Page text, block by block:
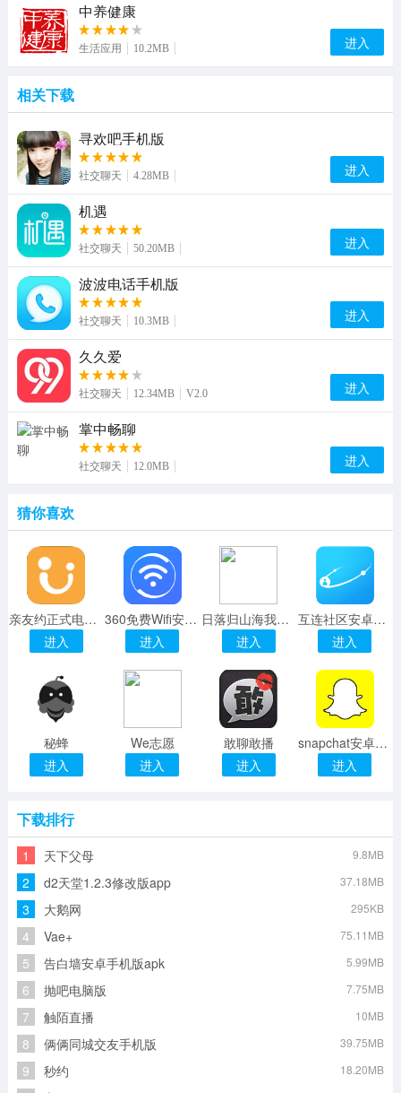
中养健康
生活应用 10.2MB 进入
相关下载
寻欢吧手机版
社交聊天 4.28MB 进入
机遇
社交聊天 50.20MB 进入
波波电话手机版
社交聊天 10.3MB 进入
久久爱
社交聊天 12.34MB V2.0 进入
掌中畅聊
社交聊天 12.0MB 进入
猜你喜欢
亲友约正式电脑版
进入
360免费Wifi安卓手机版APP
进入
日落归山海我该归纳图片
进入
互连社区安卓手机版
进入
秘蜂
进入
We志愿
进入
敢聊敢播
进入
snapchat安卓客户端
进入
下载排行
1 天下父母 9.8MB
2 d2天堂1.2.3修改版app 37.18MB
3 大鹅网 295KB
4 Vae+ 75.11MB
5 告白墙安卓手机版apk 5.99MB
6 抛吧电脑版 7.75MB
7 触陌直播 10MB
8 俩俩同城交友手机版 39.75MB
9 秒约 18.20MB